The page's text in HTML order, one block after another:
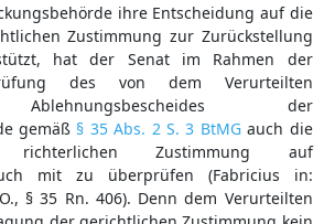
ihre Entscheidung auf die
Zustimmung zur Zurückstellung
hat der Senat im Rahmen der
des von dem Verurteilten
der
gemäß § 35 Abs. 2 S. 3 BtMGauch die
Zustimmung auf
mit zu überprüfen (Fabricius in:
§ 35 Rn. 406). Denn dem Verurteilten